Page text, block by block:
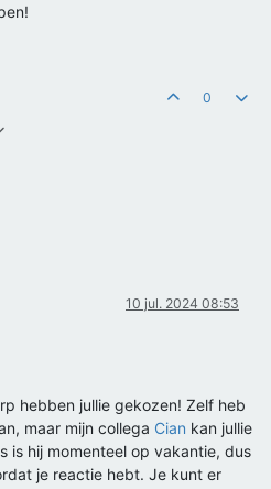
0
10 jul. 2024 08:53
hebben jullie gekozen! Zelf heb
maar mijn collega Cian kan jullie
is hij momenteel op vakantie, dus
je reactie hebt. Je kunt er